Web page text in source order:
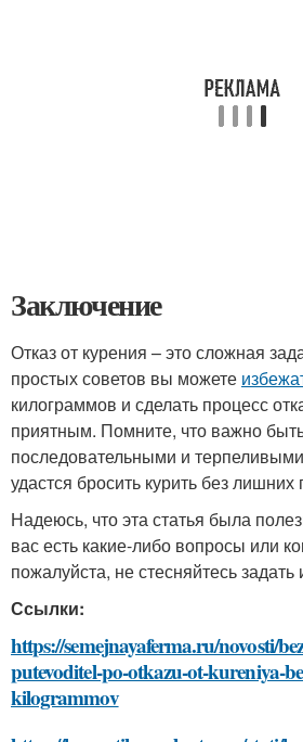
Заключение
Отказ от курения – это сложная
простых советов вы можете
килограммов и сделать процесс
приятным. Помните, что важно
последовательными и
удастся бросить курить без лишних
Надеюсь, что эта статья была
вас есть какие-либо вопросы или
пожалуйста, не стесняйтесь
Ссылки:
https://semejnayaferma.ru/novosti/
putevoditel-po-otkazu-ot-kureniya-
kilogrammov